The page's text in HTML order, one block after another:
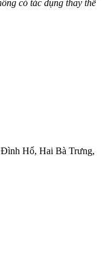
có tác dụng thay thế
Đình Hổ, Hai Bà Trưng,